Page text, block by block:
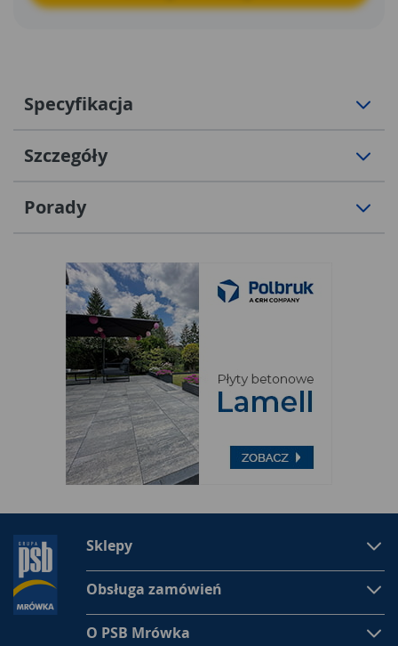
Specyfikacja
Szczegóły
Porady
Sklepy
Obsługa zamówień
O PSB Mrówka